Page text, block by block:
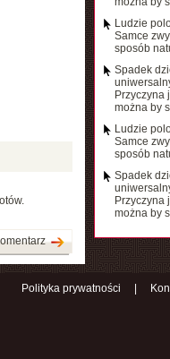
Ludzie
Samce
sposób
Spadek
Przyczyna
można by
Ludzie
Samce
sposób
Spadek
Przyczyna
można by
Polityka prywatności